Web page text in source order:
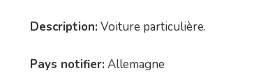
Description: Voiture particulière.
Pays notifier: Allemagne